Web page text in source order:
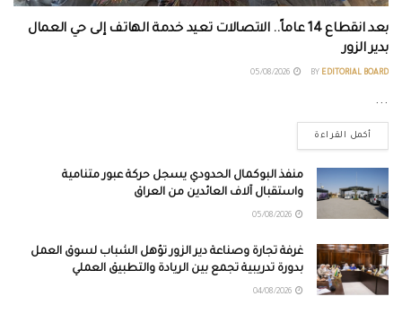
بعد انقطاع 14 عاماً.. الاتصالات تعيد خدمة الهاتف إلى حي العمال
بدير الزور
BY EDITORIAL BOARD
...
أكمل القراءة
منفذ البوكمال الحدودي يسجل حركة عبور متنامية
واستقبال آلاف العائدين من العراق
غرفة تجارة وصناعة دير الزور تؤهل الشباب لسوق العمل
بدورة تدريبية تجمع بين الريادة والتطبيق العملي